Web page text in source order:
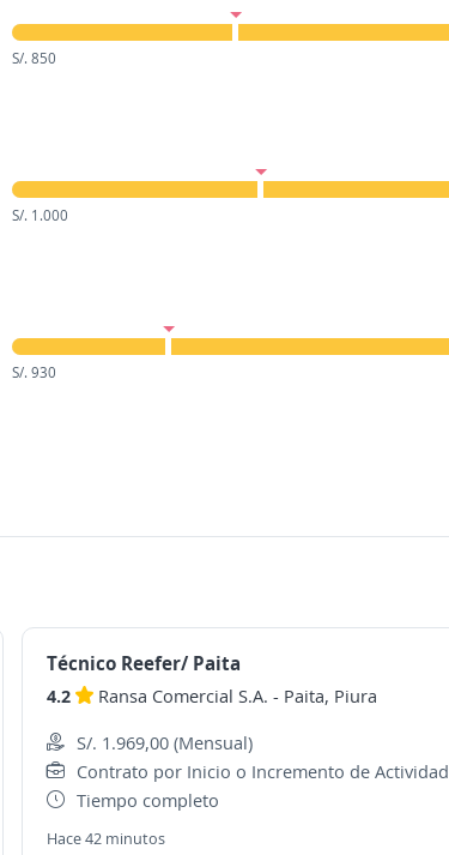
S/. 850
S/. 1.000
S/. 930
Técnico Reefer/ Paita
4.2 Ransa Comercial S.A. - Paita, Piura
S/. 1.969,00 (Mensual)
Contrato por Inicio o Incremento de Actividad
Tiempo completo
Hace 42 minutos